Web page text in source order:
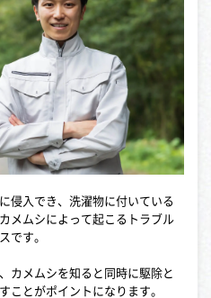
侵入でき、洗濯物に付いている
メムシによって起こるトラブル
です。
カメムシを知ると同時に駆除と
ことがポイントになります。